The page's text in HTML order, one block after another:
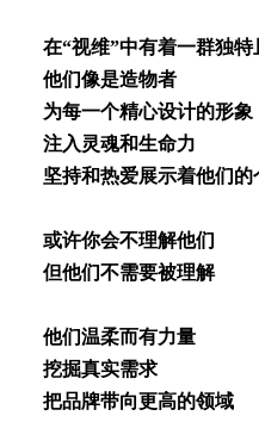
在“视维”中有着⼀群独
他们像是造物者
为每⼀个精⼼设计的形象
注⼊灵魂和⽣命⼒
坚持和热爱展⽰着他们的
或许你会不理解他们
但他们不需要被理解
他们温柔⽽有⼒量
挖掘真实需求
把品牌带向更⾼的领域